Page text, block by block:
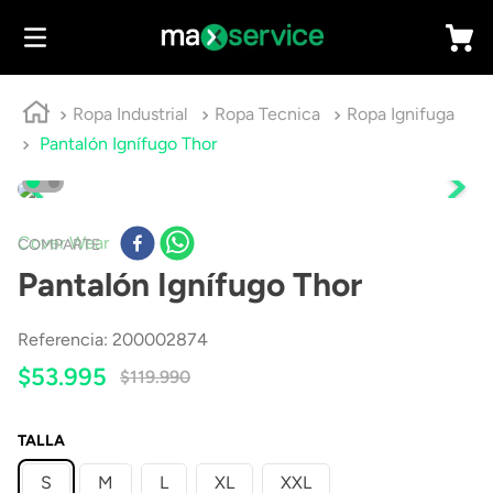
Ropa Industrial Ropa Tecnica
Ropa Ignifuga
Pantalón Ignífugo Thor
COMPARTE
Cover Wear
Pantalón Ignífugo Thor
Referencia: 200002874
$53.995 $119.990
TALLA
S M L XL XXL